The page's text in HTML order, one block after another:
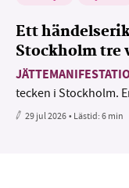
Ett
Stockholm tre
tecken i Stockholm.
29 jul 2026• Lästid:6 min